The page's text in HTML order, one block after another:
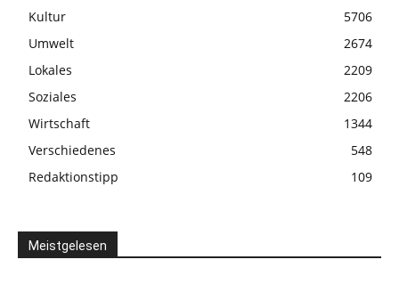
Kultur
5706
Umwelt
2674
Lokales
2209
Soziales
2206
Wirtschaft
1344
Verschiedenes
548
Redaktionstipp
109
Meistgelesen